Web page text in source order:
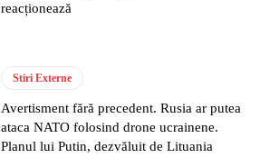
reacționează
Stiri Externe
Avertisment fără precedent. Rusia ar putea
ataca NATO folosind drone ucrainene.
Planul lui Putin, dezvăluit de Lituania